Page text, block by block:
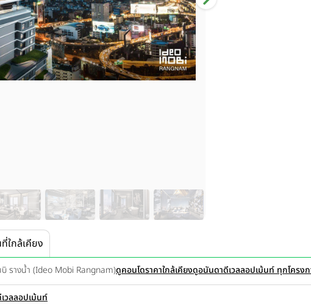
ใกล้เคียง
บิ รางน้ำ (Ideo Mobi Rangnam)ดูคอนโดราคาใกล้เคียงดูอนันดาดีเวลลอปเม้นท์ ทุกโครง
วลลอปเม้นท์